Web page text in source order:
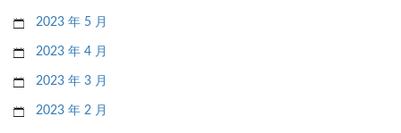
2023 年 5 月
2023 年 4 月
2023 年 3 月
2023 年 2 月